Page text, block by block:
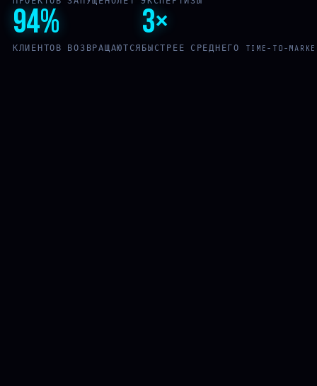
94%
КЛИЕНТОВ ВОЗВРАЩАЮТСЯ
3×
БЫСТРЕЕ СРЕДНЕГО TIME-TO-